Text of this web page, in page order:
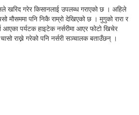
खरिद गरेर किसानलाई उपलब्ध गराएको छ । अहिले
मौसममा पनि निकै राम्रो देखिएको छ । मुगुको रारा र
आएका पर्यटक हाइटेक नर्सरीमा आएर फोटो खिचेर
राख्ने गरेको पनि नर्सरी सञ्चालक बताउँछन् ।